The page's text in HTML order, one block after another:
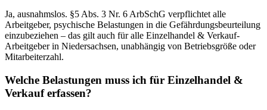
Ja, ausnahmslos. §5 Abs. 3 Nr. 6 ArbSchG verpflichtet alle
Arbeitgeber, psychische Belastungen in die Gefährdungsbeurteilung
einzubeziehen – das gilt auch für alle Einzelhandel & Verkauf-
Arbeitgeber in Niedersachsen, unabhängig von Betriebsgröße oder
Mitarbeiterzahl.
Welche Belastungen muss ich für Einzelhandel &
Verkauf erfassen?